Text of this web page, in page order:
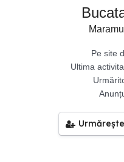
Pe site
Ultima
Urmărește